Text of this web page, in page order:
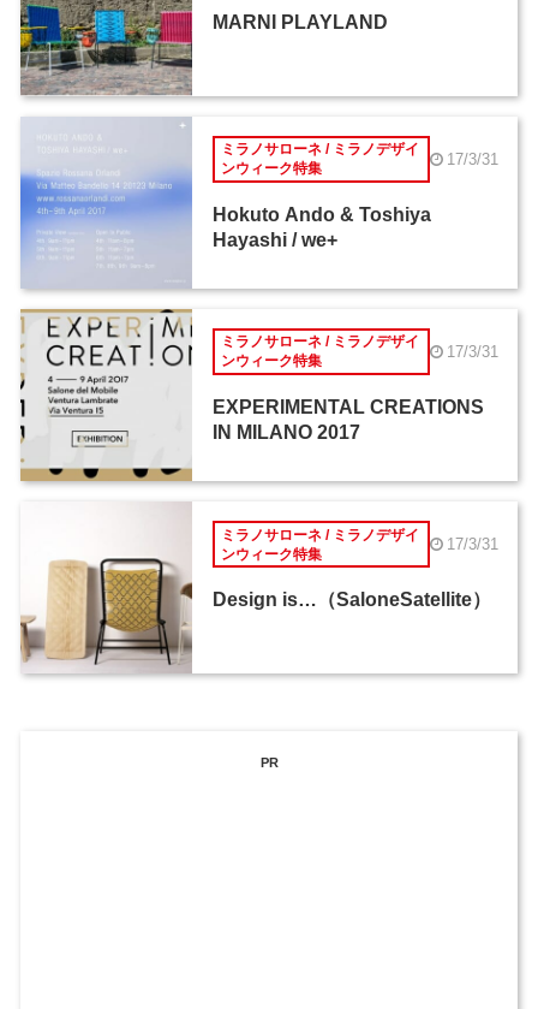
MARNI PLAYLAND
ミラノサローネ / ミラノデザイ
ンウィーク特集
17/3/31
Hokuto Ando & Toshiya
Hayashi / we+
ミラノサローネ / ミラノデザイ
ンウィーク特集
17/3/31
EXPERIMENTAL CREATIONS
IN MILANO 2017
ミラノサローネ / ミラノデザイ
ンウィーク特集
17/3/31
Design is…（SaloneSatellite）
PR